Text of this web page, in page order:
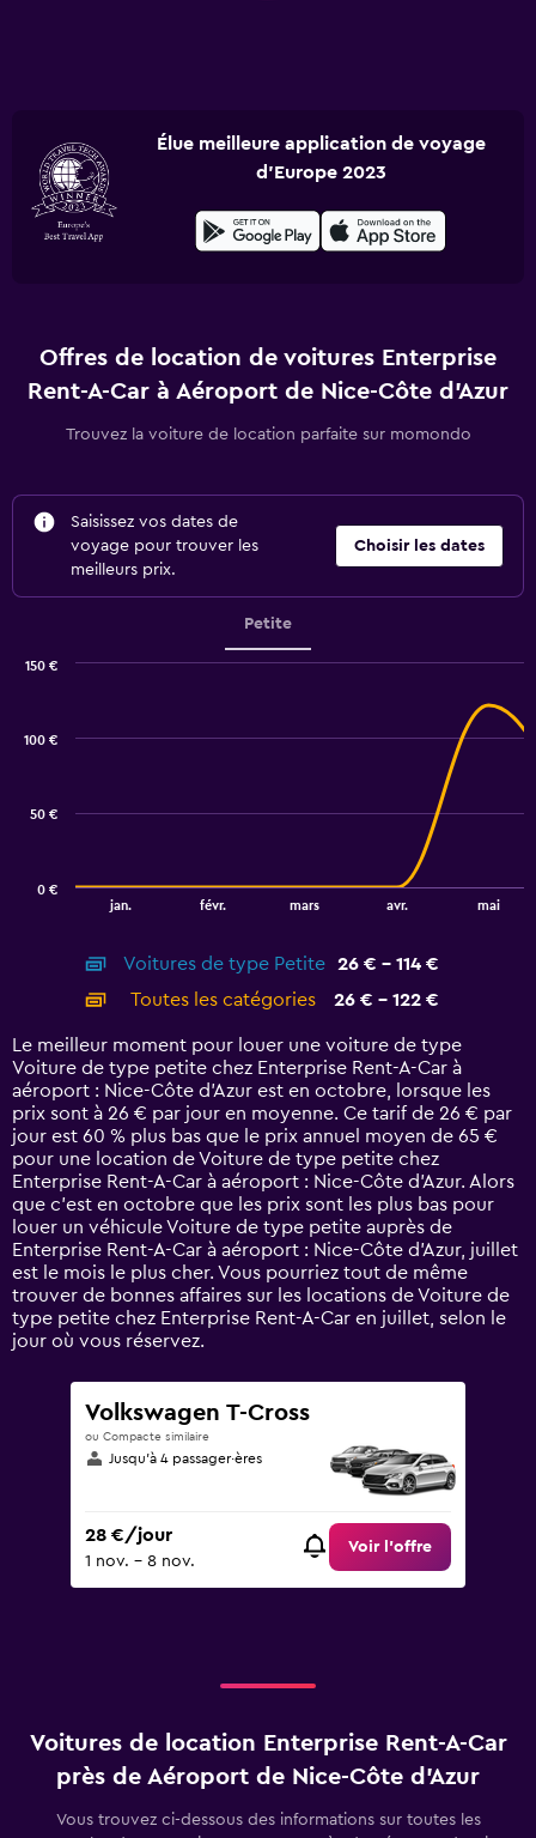
Élue meilleure application de voyage
d'Europe 2023
Offres de location de voitures Enterprise
Rent-A-Car à Aéroport de Nice-Côte d'Azur
Trouvez la voiture de location parfaite sur momondo
Saisissez vos dates de
voyage pour trouver les
meilleurs prix.
Choisir les dates
Petite
displaying
categories.
14
categories.
The
chart
has
1
Y
axis
displaying
values.
Range:
0
to
150.
jan. févr. mars avr. mai
0 €
50 €
100 €
150 €
Voitures de type Petite
26 € - 114 €
Toutes les catégories
26 € - 122 €
Le meilleur moment pour louer une voiture de type
Voiture de type petite chez Enterprise Rent-A-Car à
aéroport : Nice-Côte d'Azur est en octobre, lorsque les
prix sont à 26 € par jour en moyenne. Ce tarif de 26 € par
jour est 60 % plus bas que le prix annuel moyen de 65 €
pour une location de Voiture de type petite chez
Enterprise Rent-A-Car à aéroport : Nice-Côte d'Azur. Alors
que c’est en octobre que les prix sont les plus bas pour
louer un véhicule Voiture de type petite auprès de
Enterprise Rent-A-Car à aéroport : Nice-Côte d'Azur, juillet
est le mois le plus cher. Vous pourriez tout de même
trouver de bonnes affaires sur les locations de Voiture de
type petite chez Enterprise Rent-A-Car en juillet, selon le
jour où vous réservez.
Volkswagen T-Cross
ou Compacte similaire
Jusqu’à 4 passager·ères
28 €/jour
1 nov. - 8 nov.
Voir l’offre
Voitures de location Enterprise Rent-A-Car
près de Aéroport de Nice-Côte d'Azur
Vous trouvez ci-dessous des informations sur toutes les